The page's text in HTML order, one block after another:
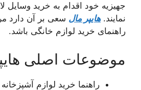
جهیزیه خود اقدام به خرید وسایل
نمایند.هایپر مال سعی بر آن دارد
راهنمای خرید لوازم خانگی باشد.
موضوعات اصلی
راهنما خرید لوازم آشپزخانه